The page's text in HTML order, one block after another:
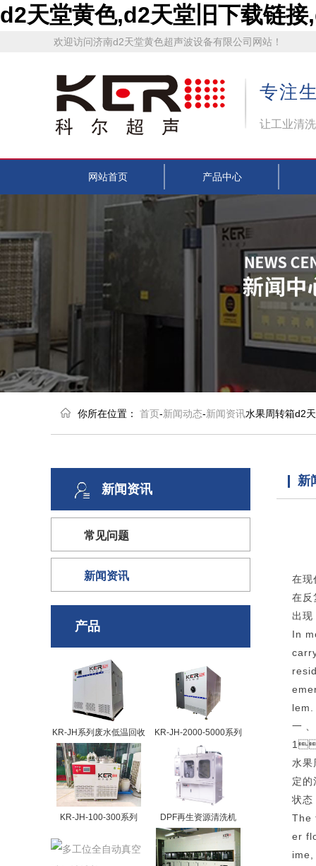
d2天堂黄色,d2天堂旧下载链
欢迎访问济南d2天堂黄色超声波设备有限公司网站！
专注
让工业清
网站首页 产品中心
你所在位置： 首页-新闻动态-新闻资讯水果周转箱d2
新
在现
在反
出现
In
lem.
一
1
水果
定的
状态
The
er
新闻资讯
常见问题
新闻资讯
产品
KR-JH系列废水低温回收
设备
KR-JH-2000-5000系列
KR-JH-100-300系列 DPF再生资源清洗机